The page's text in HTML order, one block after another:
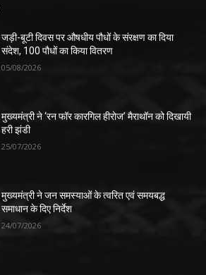
जड़ी-बूटी दिवस पर औषधीय पौधों के संरक्षण का दिया
संदेश, 100 पौधों का किया वितरण
05/08/2026
मुख्यमंत्री ने ‘रन फॉर कारगिल हीरोज’ मैराथॉन को दिखायी
हरी झंडी
25/07/2026
मुख्यमंत्री ने जन समस्याओं के त्वरित एवं समयबद्ध
समाधान के दिए निर्देश
24/07/2026